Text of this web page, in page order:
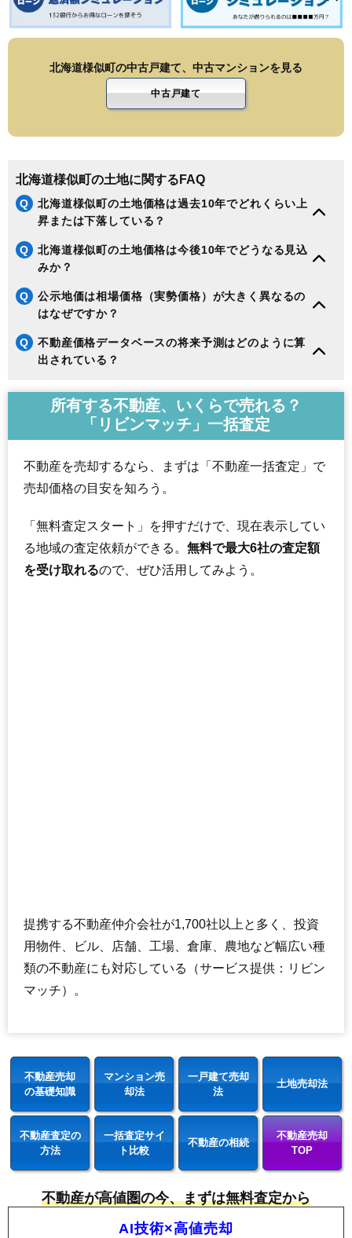
北海道様似町の中古戸建て、中古マンションを見る
中古戸建て
北海道様似町の土地に関するFAQ
Q
北海道様似町の土地価格は過去10年でどれくらい上
昇または下落している？
Q
北海道様似町の土地価格は今後10年でどうなる見込
みか？
Q
公示地価は相場価格（実勢価格）が大きく異なるの
はなぜですか？
Q
不動産価格データベースの将来予測はどのように算
出されている？
所有する不動産、いくらで売れる？
「リビンマッチ」一括査定
不動産を売却するなら、まずは「不動産一括査定」で
売却価格の目安を知ろう。
「無料査定スタート」を押すだけで、現在表示してい
る地域の査定依頼ができる。 無料で最大6社の査定額
を受け取れるので、ぜひ活用してみよう。
提携する不動産仲介会社が1,700社以上と多く、投資
用物件、ビル、店舗、工場、倉庫、農地など幅広い種
類の不動産にも対応している（サービス提供：リビン
マッチ）。
不動産売却
の基礎知識
マンション売
却法
一戸建て売却
法
土地売却法
不動産査定の
方法
一括査定サイ
ト比較
不動産の相続
不動産売却
TOP
不動産が高値圏の今、まずは無料査定から
AI技術×高値売却
朝日丘大通栄町錦町西町